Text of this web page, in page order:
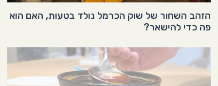
הזהב השחור של שוק הכרמל נולד בטעות, האם הוא
פה כדי להישאר?